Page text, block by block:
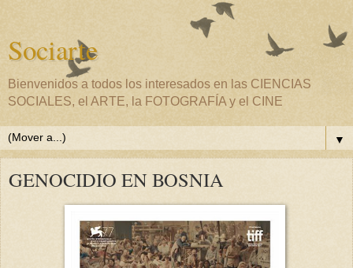
Sociarte
Bienvenidos a todos los interesados en las CIENCIAS
SOCIALES, el ARTE, la FOTOGRAFÍA y el CINE
▼
GENOCIDIO EN BOSNIA